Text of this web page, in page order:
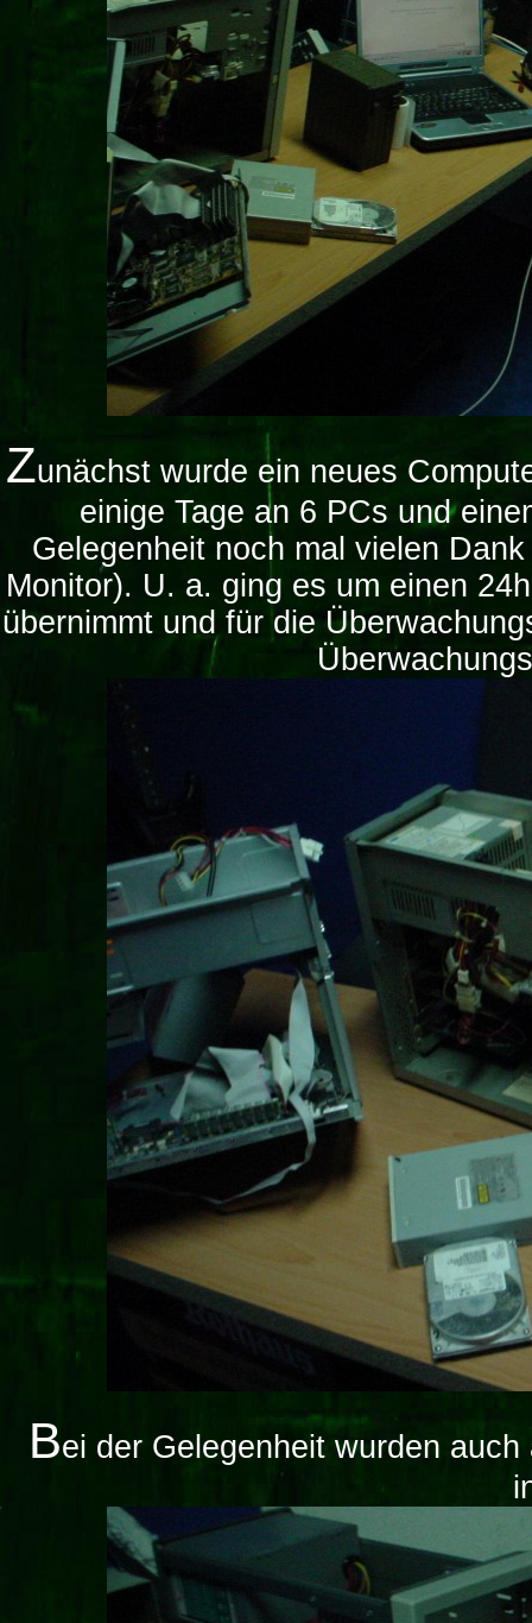
Zunächst wurde ein neues
einige Tage an 6 PCs und
Gelegenheit noch mal vielen
Monitor). U. a. ging es um einen
übernimmt und für die
Bei der Gelegenheit wurden